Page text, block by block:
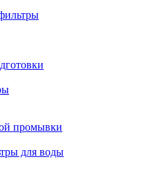
промывки
для воды